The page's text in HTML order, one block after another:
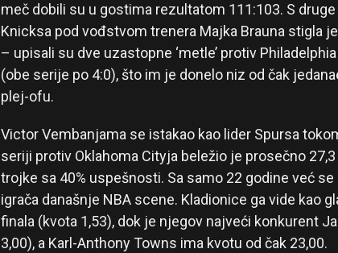
meč dobili su u gostima rezultatom 111:103. S
Knicksa pod vođstvom trenera Majka Brauna stigla
– upisali su dve uzastopne ‘metle’ protiv
(obe serije po 4:0), što im je donelo niz od čak
plej-ofu.
Victor Vembanjama se istakao kao lider Spursa
seriji protiv Oklahoma Cityja beležio je prosečno
trojke sa 40% uspešnosti. Sa samo 22 godine već
igrača današnje NBA scene. Kladionice ga vide kao
finala (kvota 1,53), dok je njegov najveći konkurent
3,00), a Karl-Anthony Towns ima kvotu od čak 23,00.